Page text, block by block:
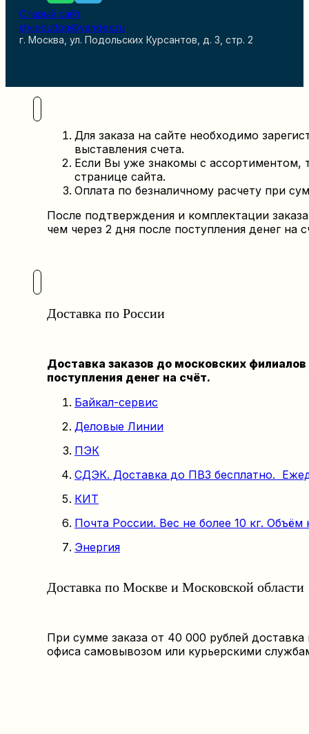
Старый сайт
stylebutton@yandex.ru
г. Москва, ул. Подольских Курсантов, д. 3, стр. 2
Для заказа на сайте необходимо
выставления счета.
Если Вы уже знакомы с ассортиментом,
странице сайта.
Оплата по безналичному расчету при
После подтверждения и комплектации
чем через 2 дня после поступления денег на
Доставка по России
Доставка заказов до московских
поступления денег на счёт.
Байкал-сервис
Деловые Линии
ПЭК
СДЭК. Доставка до ПВЗ бесплатно.
КИТ
Почта России. Вес не более 10 кг. Объём
Энергия
Доставка по Москве и Московской области
При сумме заказа от 40 000 рублей
офиса самовывозом или курьерскими